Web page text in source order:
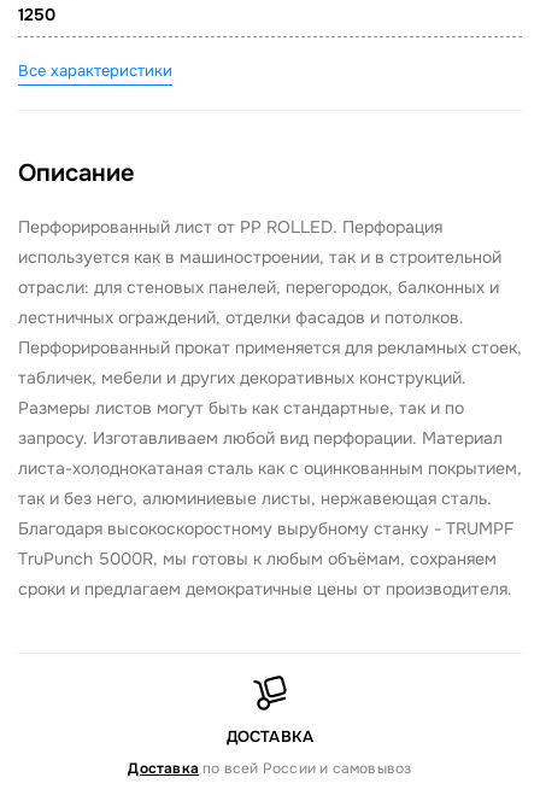
1250
Все характеристики
Описание
Перфорированный лист от PP ROLLED. Перфорация
используется как в машиностроении, так и в строительной
отрасли: для стеновых панелей, перегородок, балконных и
лестничных ограждений, отделки фасадов и потолков.
Перфорированный прокат применяется для рекламных стоек,
табличек, мебели и других декоративных конструкций.
Размеры листов могут быть как стандартные, так и по
запросу. Изготавливаем любой вид перфорации. Материал
листа-холоднокатаная сталь как с оцинкованным покрытием,
так и без него, алюминиевые листы, нержавеющая сталь.
Благодаря высокоскоростному вырубному станку - TRUMPF
TruPunch 5000R, мы готовы к любым объёмам, сохраняем
сроки и предлагаем демократичные цены от производителя.
ДОСТАВКА
Доставка по всей России и самовывоз